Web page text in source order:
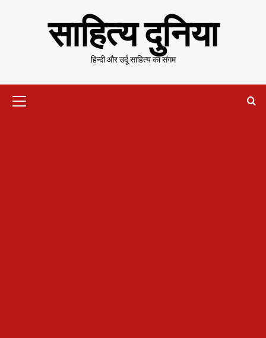
साहित्य दुनिया
हिन्दी और उर्दू साहित्य का संगम
Menu